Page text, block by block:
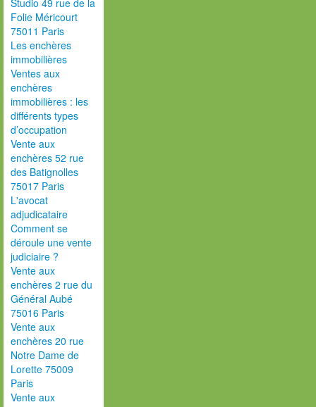
Studio 49 rue de la
Folie Méricourt
75011 Paris
Les enchères
immobilières
Ventes aux
enchères
immobilières : les
différents types
d’occupation
Vente aux
enchères 52 rue
des Batignolles
75017 Paris
L'avocat
adjudicataire
Comment se
déroule une vente
judiciaire ?
Vente aux
enchères 2 rue du
Général Aubé
75016 Paris
Vente aux
enchères 20 rue
Notre Dame de
Lorette 75009
Paris
Vente aux